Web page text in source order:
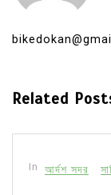
Related
In আর্দশ সদর